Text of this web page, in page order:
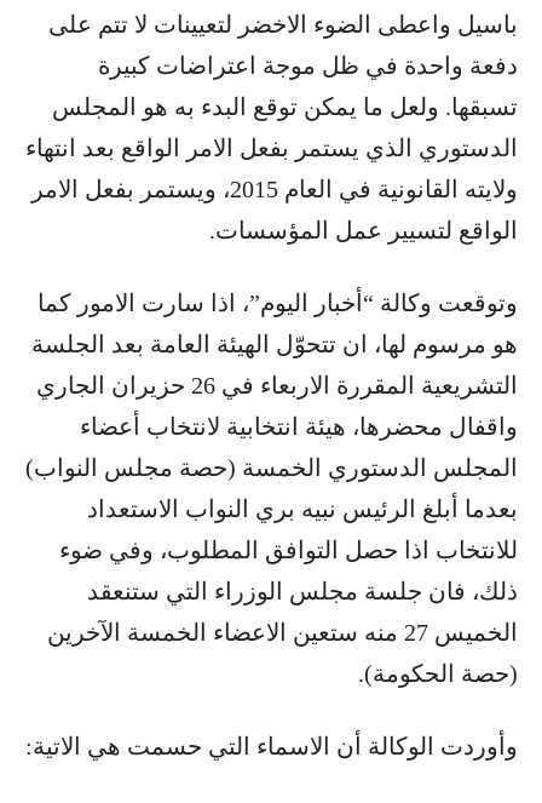
باسيل واعطى الضوء الاخضر لتعيينات لا تتم على
دفعة واحدة في ظل موجة اعتراضات كبيرة
تسبقها. ولعل ما يمكن توقع البدء به هو المجلس
الدستوري الذي يستمر بفعل الامر الواقع بعد انتهاء
ولايته القانونية في العام 2015، ويستمر بفعل الامر
الواقع لتسيير عمل المؤسسات.
وتوقعت وكالة “أخبار اليوم”، اذا سارت الامور كما
هو مرسوم لها، ان تتحوّل الهيئة العامة بعد الجلسة
التشريعية المقررة الاربعاء في 26 حزيران الجاري
واقفال محضرها، هيئة انتخابية لانتخاب أعضاء
المجلس الدستوري الخمسة (حصة مجلس النواب)
بعدما أبلغ الرئيس نبيه بري النواب الاستعداد
للانتخاب اذا حصل التوافق المطلوب، وفي ضوء
ذلك، فان جلسة مجلس الوزراء التي ستنعقد
الخميس 27 منه ستعين الاعضاء الخمسة الآخرين
(حصة الحكومة).
وأوردت الوكالة أن الاسماء التي حسمت هي الاتية: